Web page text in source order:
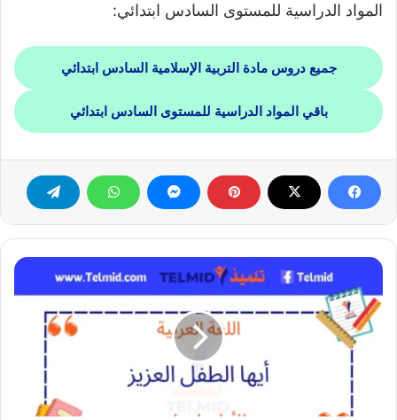
المواد الدراسية للمستوى السادس ابتدائي:
جميع دروس مادة التربية الإسلامية السادس ابتدائي
باقي المواد الدراسية للمستوى السادس ابتدائي
النص
القرائي
أيها
الطفل
العزيز
الأولى
إعدادي